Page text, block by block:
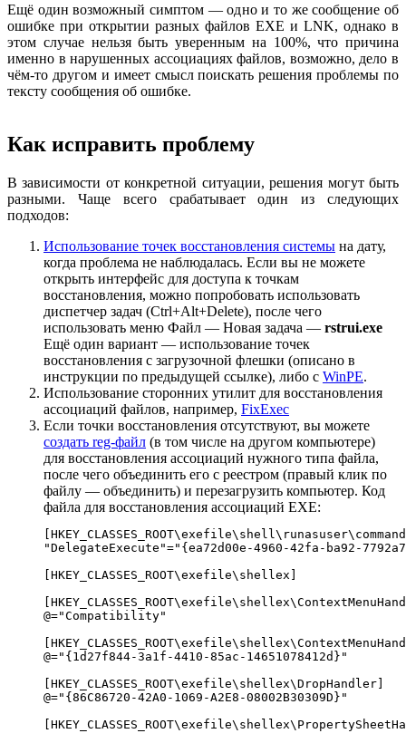
Ещё один возможный симптом — одно и то же сообщение об
ошибке при открытии разных файлов EXE и LNK, однако в
этом случае нельзя быть уверенным на 100%, что причина
именно в нарушенных ассоциациях файлов, возможно, дело в
чём-то другом и имеет смысл поискать решения проблемы по
тексту сообщения об ошибке.
Как исправить проблему
В зависимости от конкретной ситуации, решения могут быть
разными. Чаще всего срабатывает один из следующих
подходов:
Использование точек восстановления системы на дату,
когда проблема не наблюдалась. Если вы не можете
открыть интерфейс для доступа к точкам
восстановления, можно попробовать использовать
диспетчер задач (Ctrl+Alt+Delete), после чего
использовать меню Файл — Новая задача — rstrui.exe
Ещё один вариант — использование точек
восстановления с загрузочной флешки (описано в
инструкции по предыдущей ссылке), либо с WinPE.
Использование сторонних утилит для восстановления
ассоциаций файлов, например, FixExec
Если точки восстановления отсутствуют, вы можете
создать reg-файл (в том числе на другом компьютере)
для восстановления ассоциаций нужного типа файла,
после чего объединить его с реестром (правый клик по
файлу — объединить) и перезагрузить компьютер. Код
файла для восстановления ассоциаций EXE:
"DelegateExecute"="{ea72d00e-4960-42fa-ba92-
[HKEY_CLASSES_ROOT\exefile\shellex]
@="Compatibility"
@="{1d27f844-3a1f-4410-85ac-14651078412d}"
[HKEY_CLASSES_ROOT\exefile\shellex\DropHandler]
@="{86C86720-42A0-1069-A2E8-08002B30309D}"